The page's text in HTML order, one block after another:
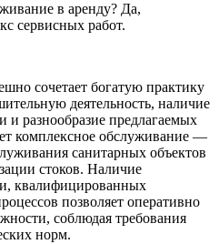
в аренду? Да,
сервисных работ.
сочетает богатую практику
деятельность, наличие
и разнообразие предлагаемых
комплексное обслуживание —
санитарных объектов
стоков. Наличие
квалифицированных
позволяет оперативно
соблюдая требования
норм.